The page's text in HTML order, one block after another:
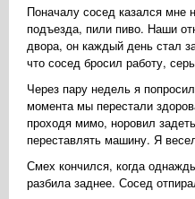
Поначалу сосед казался мне
подъезда, пили пиво. Hаши
двора, он каждый день стал
что сосед бросил работу,
Через пару недель я
момента мы перестали
проходя мимо, норовил
переставлять машину. Я
Смех кончился, когда
разбила заднее. Сосед